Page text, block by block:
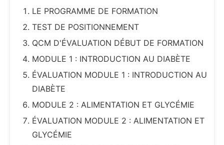
LE PROGRAMME DE FORMATION
TEST DE POSITIONNEMENT
QCM D'ÉVALUATION DÉBUT DE FORMATION
MODULE 1 : INTRODUCTION AU DIABÈTE
ÉVALUATION MODULE 1 : INTRODUCTION AU
DIABÈTE
MODULE 2 : ALIMENTATION ET GLYCÉMIE
ÉVALUATION MODULE 2 : ALIMENTATION ET
GLYCÉMIE